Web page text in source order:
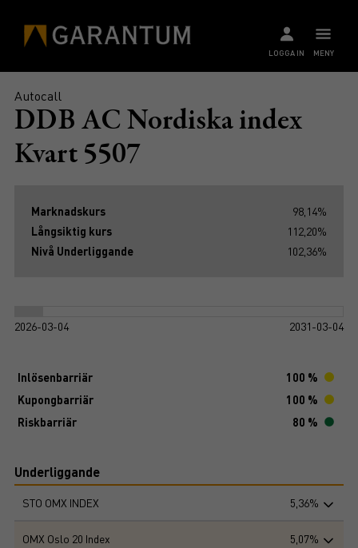
MENY
LOGGA IN
Autocall
DDB AC Nordiska index
Kvart 5507
Marknadskurs
98,14%
Långsiktig kurs
112,20%
Nivå Underliggande
102,36%
2026-03-04 2031-03-04
Inlösenbarriär
100 %
Kupongbarriär
100 %
Riskbarriär
80 %
Underliggande
STO OMX INDEX 5,36%
OMX Oslo 20 Index 5,07%